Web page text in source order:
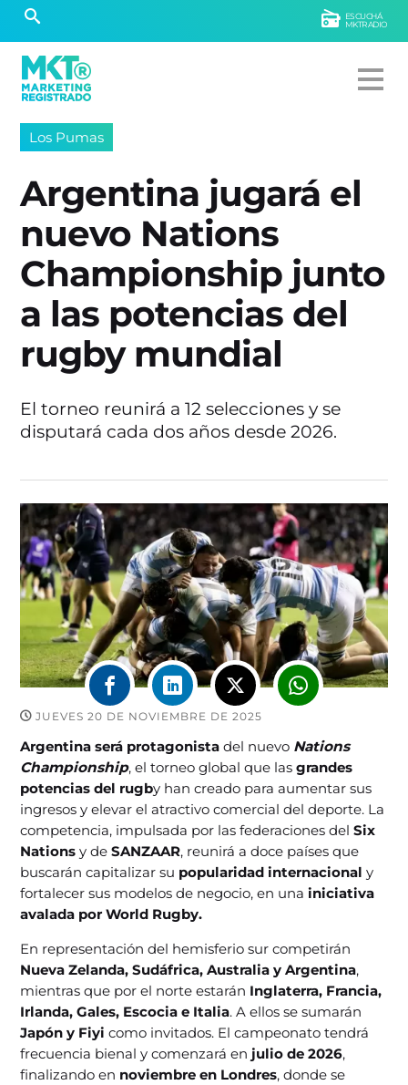
ESCUCHÁ
MKTRADIO
Los Pumas
Argentina jugará el
nuevo Nations
Championship junto
a las potencias del
rugby mundial
El torneo reunirá a 12 selecciones y se
disputará cada dos años desde 2026.
JUEVES 20 DE NOVIEMBRE DE 2025
Argentina será protagonista del nuevo Nations
Championship, el torneo global que lasgrandes
potencias del rugby han creado para aumentar sus
ingresos y elevar el atractivo comercial del deporte. La
competencia, impulsada por las federaciones delSix
Nations y deSANZAAR, reunirá a doce países que
buscarán capitalizar su popularidad internacionaly
fortalecer sus modelos de negocio, en una iniciativa
avalada por World Rugby.
En representación del hemisferio sur competirán
Nueva Zelanda, Sudáfrica, Australia y Argentina,
mientras que por el norte estarán Inglaterra, Francia,
Irlanda, Gales, Escocia e Italia. A ellos se sumarán
Japón y Fiyi como invitados. El campeonato tendrá
frecuencia bienal y comenzará en julio de 2026,
finalizando en noviembre en Londres, donde se